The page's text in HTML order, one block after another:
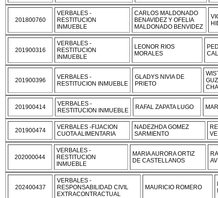
201800760
VERBALES -
RESTITUCION
INMUEBLE
CARLOS MALDONADO
BENAVIDEZ Y OFELIA
MALDONADO BENVIDEZ
201900316
VERBALES -
RESTITUCION
INMUEBLE
LEONOR RIOS
MORALES
201900396
VERBALES -
RESTITUCION INMUEBLE
GLADYS NIVIA DE
PRIETO
201900414
VERBALES -
RESTITUCION INMUEBLE
RAFAL ZAPATA LUGO
201900474
VERBALES -FIJACION
CUOTA ALIMENTARIA
NADEZHDA GOMEZ
SARMIENTO
202000044
VERBALES -
RESTITUCION
INMUEBLE
MARIA AURORA ORTIZ
DE CASTELLANOS
202400437
VERBALES -
RESPONSABILIDAD CIVIL
EXTRACONTRACTUAL
MAURICIO ROMERO